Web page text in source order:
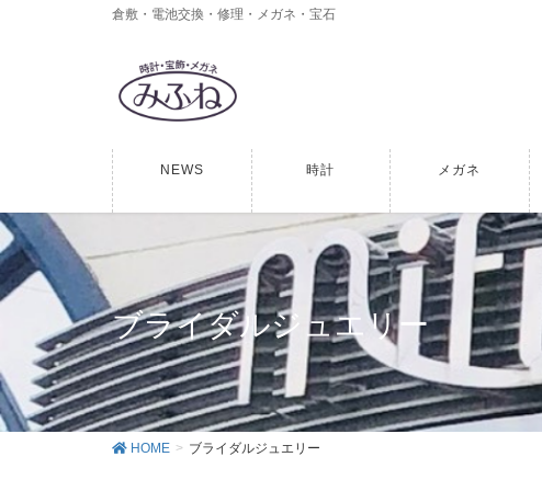
倉敷・電池交換・修理・メガネ・宝石
NEWS 時計 メガネ
ブライダルジュエリー
HOME ブライダルジュエリー